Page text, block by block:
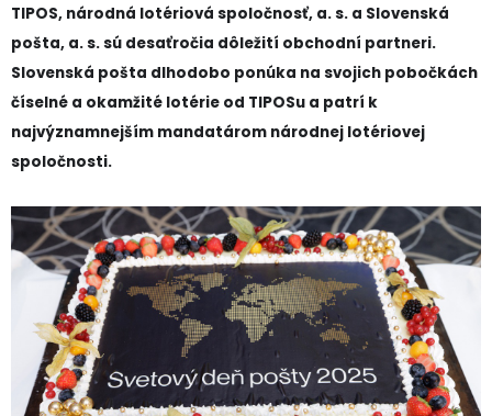
TIPOS, národná lotériová spoločnosť, a. s. a Slovenská
pošta, a. s. sú desaťročia dôležití obchodní partneri.
Slovenská pošta dlhodobo ponúka na svojich pobočkách
číselné a okamžité lotérie od TIPOSu a patrí k
najvýznamnejším mandatárom národnej lotériovej
spoločnosti.